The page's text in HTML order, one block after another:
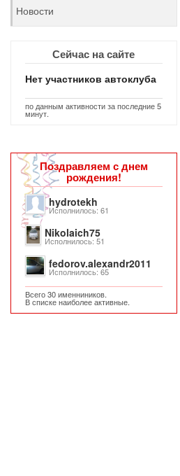
Новости
Сейчас на сайте
Нет участников автоклуба
по данным активности за последние 5
минут.
Поздравляем с днем
рождения!
hydrotekh
Исполнилось: 61
Nikolaich75
Исполнилось: 51
fedorov.alexandr2011
Исполнилось: 65
Всего 30 именниников.
В списке наиболее активные.